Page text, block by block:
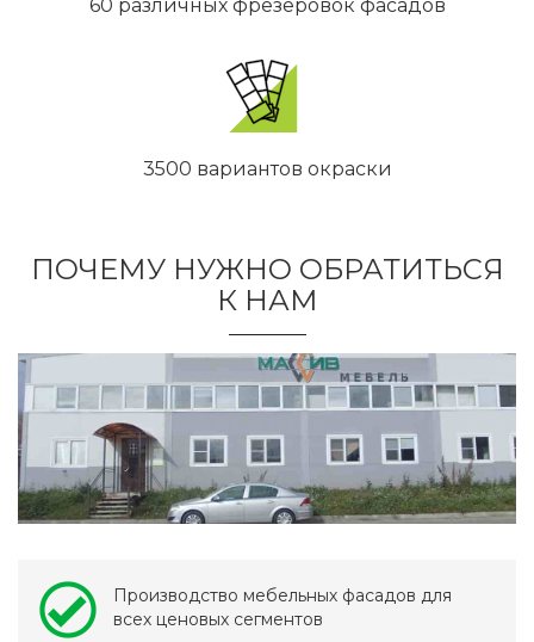
60 различных фрезеровок фасадов
3500 вариантов окраски
ПОЧЕМУ НУЖНО ОБРАТИТЬСЯ
К НАМ
Производство мебельных фасадов для
всех ценовых сегментов